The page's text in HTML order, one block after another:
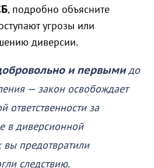
, подробно объясните
угрозы или
диверсии.
и первымидо
— закон освобождает
ответственности за
в диверсионной
вы предотвратили
следствию.